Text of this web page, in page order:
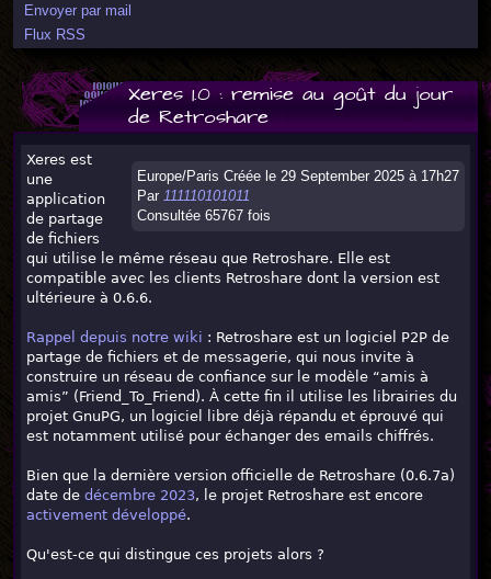
Envoyer par mail
Flux RSS
Xeres 1.0 : remise au goût du jour
de Retroshare
Europe/Paris Créée le 29 September 2025 à 17h27
Par 111110101011
Consultée 65767 fois
Xeres est
une
application
de partage
de fichiers
qui utilise le même réseau que Retroshare. Elle est
compatible avec les clients Retroshare dont la version est
ultérieure à 0.6.6.
Rappel depuis notre wiki : Retroshare est un logiciel P2P de
partage de fichiers et de messagerie, qui nous invite à
construire un réseau de confiance sur le modèle “amis à
amis” (Friend_To_Friend). À cette fin il utilise les librairies du
projet GnuPG, un logiciel libre déjà répandu et éprouvé qui
est notamment utilisé pour échanger des emails chiffrés.
Bien que la dernière version officielle de Retroshare (0.6.7a)
date de décembre 2023, le projet Retroshare est encore
activement développé.
Qu'est-ce qui distingue ces projets alors ?